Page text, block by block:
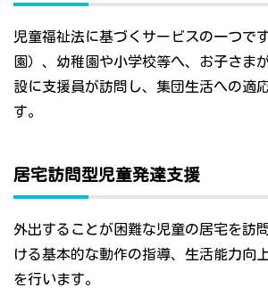
児童福祉法に基づくサービスの一つで
園）、幼稚園や小学校等へ、お子さま
設に支援員が訪問し、集団生活への適
す。
居宅訪問型児童発達支援
外出することが困難な児童の居宅を訪
ける基本的な動作の指導、生活能力向
を行います。